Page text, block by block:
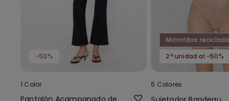
-50%
1 Color
Pantalón Acampanado de
Microfibra reciclada
2ª unidad al -50%
5 Colores